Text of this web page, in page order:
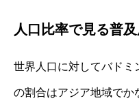
人口比率で見る普
世界人口に対してバドミ
の割合はアジア地域でか